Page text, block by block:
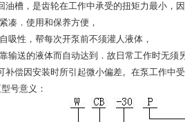
油槽，是齿轮在工作中承受的扭矩力最小，
凑．使用和保养方便，
吸性，帮每次开泵前不须灌人液体，
输送的液体而自动达到．故日常工作时无须
补偿因安装时所引起微小偏差。在泵工作中
号意义：